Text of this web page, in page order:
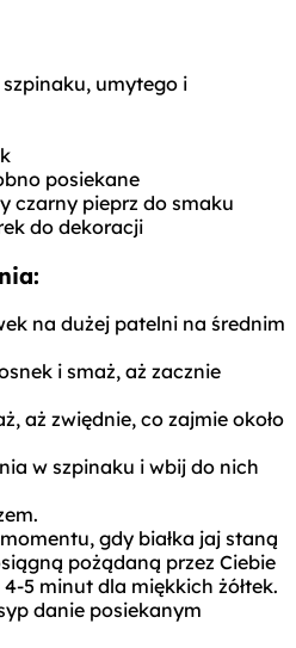
umytego i
posiekane
czarny pieprz do smaku
do dekoracji
na dużej patelni na średnim
i smaż, aż zacznie
aż zwiędnie, co zajmie około
w szpinaku i wbij do nich
gdy białka jaj staną
pożądaną przez Ciebie
5 minut dla miękkich żółtek.
danie posiekanym